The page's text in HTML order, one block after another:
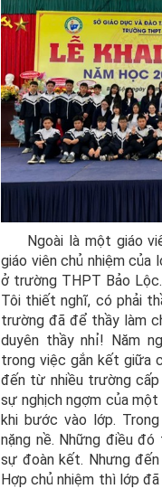
Ngoài là một giáo
giáo viên chủ nhiệm
ở trường THPT Bảo
Tôi thiết nghĩ, có phải
trường đã để thầy làm
duyên thầy nhỉ! Năm
trong việc gắn kết giữa
đến từ nhiều trường
sự nghịch ngợm của
khi bước vào lớp.
nặng nề. Những điều
sự đoàn kết. Nhưng
Hợp chủ nhiệm thì lớp